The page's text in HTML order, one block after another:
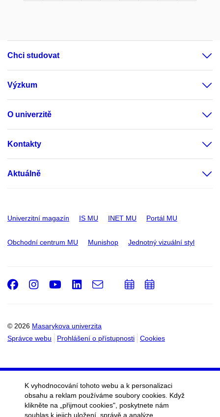
Chci studovat
Výzkum
O univerzitě
Kontakty
Aktuálně
Univerzitní magazín IS MU INET MU Portál MU
Obchodní centrum MU Munishop Jednotný vizuální styl
© 2026 Masarykova univerzita
Správce webu
Prohlášení o přístupnosti Cookies
Facebook
Instagram
Youtube
LinkedIn
e-
PřidatPřidat
K vyhodnocování tohoto webu a k personalizaci
obsahu a reklam používáme soubory cookies. Když
klikněte na „přijmout cookies", poskytnete nám
souhlas k jejich uložení, správě a analýze.